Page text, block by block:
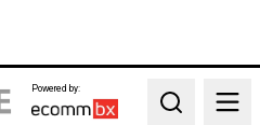
Powered by:
Search